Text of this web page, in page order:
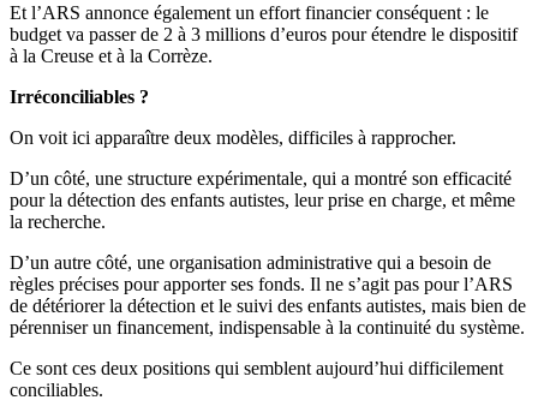
Et l’ARS annonce également un effort financier conséquent : le
budget va passer de 2 à 3 millions d’euros pour étendre le dispositif
à la Creuse et à la Corrèze.
Irréconciliables ?
On voit ici apparaître deux modèles, difficiles à rapprocher.
D’un côté, une structure expérimentale, qui a montré son efficacité
pour la détection des enfants autistes, leur prise en charge, et même
la recherche.
D’un autre côté, une organisation administrative qui a besoin de
règles précises pour apporter ses fonds. Il ne s’agit pas pour l’ARS
de détériorer la détection et le suivi des enfants autistes, mais bien de
pérenniser un financement, indispensable à la continuité du système.
Ce sont ces deux positions qui semblent aujourd’hui difficilement
conciliables.